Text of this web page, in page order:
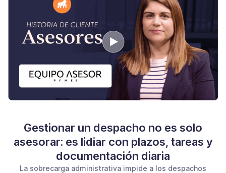
Gestionar un despacho no es solo
asesorar: es lidiar con plazos, tareas y
documentación diaria
La sobrecarga administrativa impide a los despachos